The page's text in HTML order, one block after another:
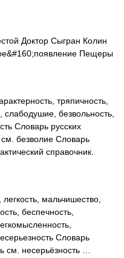
Доктор Сыгран Колин
Пещеры
тряпичность,
слабодушие, безвольность,
Словарь русских
безволие Словарь
справочник.
мальчишество,
беспечность,
Словарь
см. несерьёзность …